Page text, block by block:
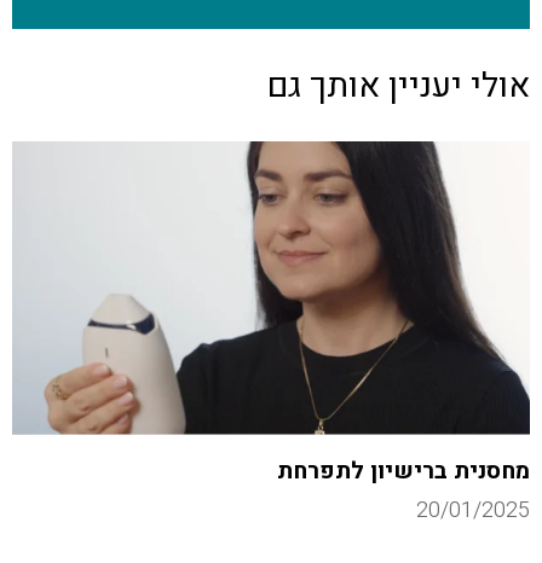
אולי יעניין אותך גם
מחסנית ברישיון לתפרחת
20/01/2025